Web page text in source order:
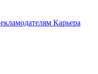
Карьера